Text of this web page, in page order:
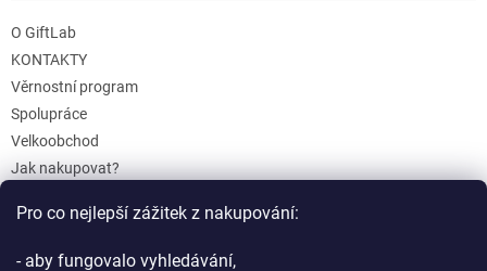
Pro co nejlepší zážitek z nakupování:
- aby fungovalo vyhledávání,
O GiftLab
KONTAKTY
Věrnostní program
Spolupráce
Velkoobchod
Jak nakupovat?
Reklamace a Vrácení